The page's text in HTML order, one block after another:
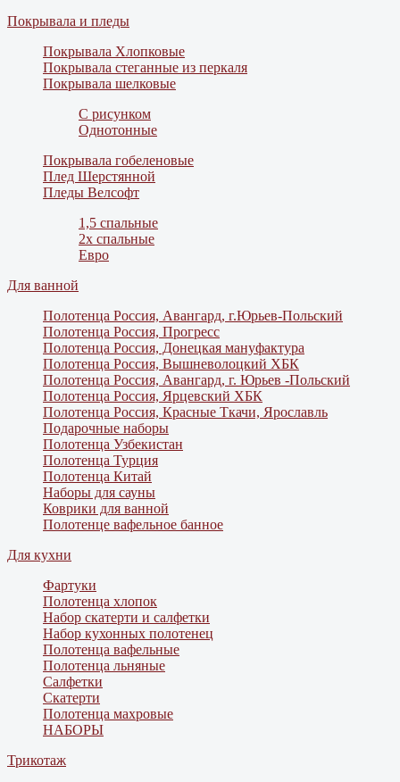
Покрывала и пледы
Покрывала Хлопковые
Покрывала стеганные из перкаля
Покрывала шелковые
С рисунком
Однотонные
Покрывала гобеленовые
Плед Шерстянной
Пледы Велсофт
1,5 спальные
2х спальные
Евро
Для ванной
Полотенца Россия, Авангард, г.Юрьев-Польский
Полотенца Россия, Прогресс
Полотенца Россия, Донецкая мануфактура
Полотенца Россия, Вышневолоцкий ХБК
Полотенца Россия, Авангард, г. Юрьев -Польский
Полотенца Россия, Ярцевский ХБК
Полотенца Россия, Красные Ткачи, Ярославль
Подарочные наборы
Полотенца Узбекистан
Полотенца Турция
Полотенца Китай
Наборы для сауны
Коврики для ванной
Полотенце вафельное банное
Для кухни
Фартуки
Полотенца хлопок
Набор скатерти и салфетки
Набор кухонных полотенец
Полотенца вафельные
Полотенца льняные
Салфетки
Скатерти
Полотенца махровые
НАБОРЫ
Трикотаж